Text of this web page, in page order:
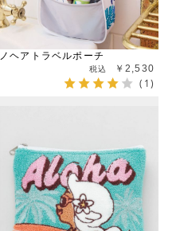
ノヘアトラベルポーチ
￥2,530
(1)